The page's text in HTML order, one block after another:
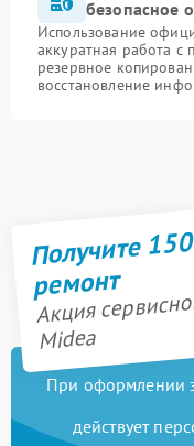
безопасное
Использование
аккуратная работа с
резервное
восстановление
Получите
ремонт
Акция
Midea
При оформлении
действует